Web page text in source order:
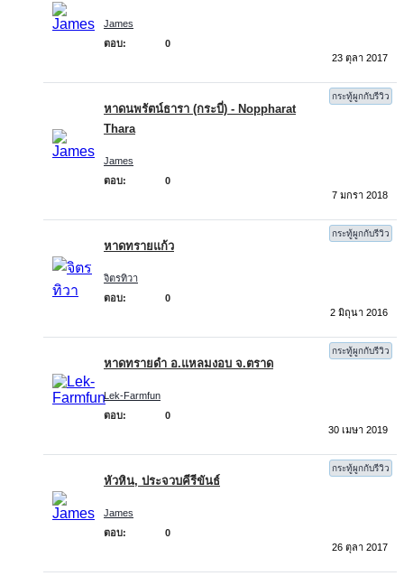
James
ตอบ:
0
23 ตุลา 2017
กระทู้ผูกกับรีวิว
หาดนพรัตน์ธารา (กระบี่) - Noppharat
Thara
James
ตอบ:
0
7 มกรา 2018
กระทู้ผูกกับรีวิว
หาดทรายแก้ว
จิตรทิวา
ตอบ:
0
2 มิถุนา 2016
กระทู้ผูกกับรีวิว
หาดทรายดำ อ.แหลมงอบ จ.ตราด
Lek-Farmfun
ตอบ:
0
30 เมษา 2019
กระทู้ผูกกับรีวิว
หัวหิน, ประจวบคีรีขันธ์
James
ตอบ:
0
26 ตุลา 2017